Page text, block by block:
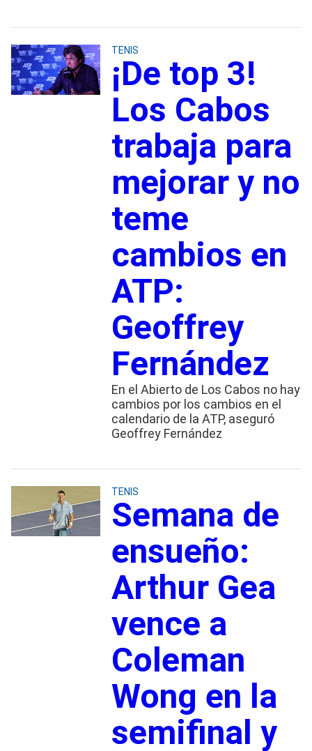
TENIS
¡De top 3!
Los Cabos
trabaja para
mejorar y no
teme
cambios en
ATP:
Geoffrey
Fernández
En el Abierto de Los Cabos no hay
cambios por los cambios en el
calendario de la ATP, aseguró
Geoffrey Fernández
TENIS
Semana de
ensueño:
Arthur Gea
vence a
Coleman
Wong en la
semifinal y